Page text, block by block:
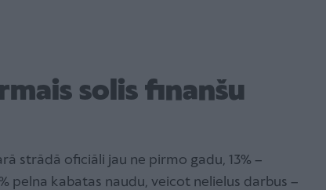
solis finanšu
strādā oficiāli jau ne pirmo gadu, 13% –
pelna kabatas naudu, veicot nelielus darbus –